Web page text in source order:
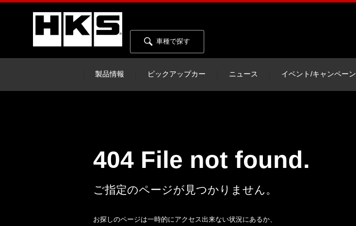
車種で探す
製品情報 ピックアップカー ニュース イベント/キャンペーン
404 File not found.
ご指定のページが見つかりません。
お探しのページは一時的にアクセス出来ない状況にあるか、